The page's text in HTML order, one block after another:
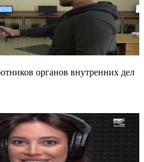
органов внутренних дел